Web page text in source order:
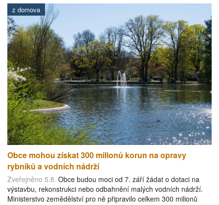
z domova
Obce mohou získat 300 milionů korun na opravy
rybníků a vodních nádrží
Zveřejněno 5.8. Obce budou moci od 7. září žádat o dotaci na
výstavbu, rekonstrukci nebo odbahnění malých vodních nádrží.
Ministerstvo zemědělství pro ně připravilo celkem 300 milionů